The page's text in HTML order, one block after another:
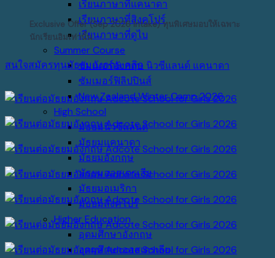
เรียนภาษาที่แคนาดา
เรียนภาษาที่สิงคโปร์
เรียนภาษาที่ดูไบ
Summer Course
ซัมเมอร์อังกฤษ นิวซีแลนด์ แคนาดา
ซัมเมอร์ฟิลิปปินส์
New Zealand Winter Camp 2026
High School
มัธยมนิวซีแลนด์
มัธยมแคนาดา
มัธยมอังกฤษ
มัธยมออสเตรเลีย
มัธยมอเมริกา
มัธยมสิงคโปร์
Higher Education
อุดมศึกษาอังกฤษ
อุดมศึกษาออสเตรเลีย
Exclusive Offer (Sep 2026 Intake) ทุนพิเศษมอบให้เฉพาะ
นักเรียนอิมเท่านั้น
สนใจสมัครทุนมัธยมอังกฤษ คลิก